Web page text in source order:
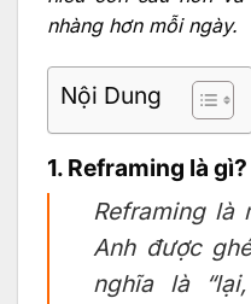
nhàng hơn mỗi ngày.
Nội Dung
1. Reframing là gì?
Reframing là
Anh được
nghĩa là